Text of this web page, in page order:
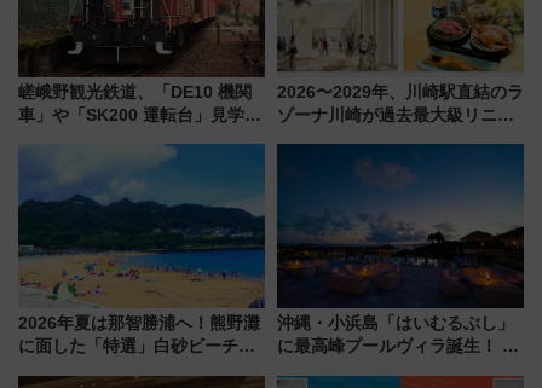
嵯峨野観光鉄道、「DE10 機関
車」や「SK200 運転台」見学ツ
トの一環で激レア体験できちゃ
うかも 参加方法やスケジュール
をご紹介
2026〜2029年、川崎駅直結のラ
ゾーナ川崎が過去最大級リニュ
「いつから何が変わるか」徹底
2026年夏は那智勝浦へ！熊野灘
に面した「特選」白砂ビーチは
沖縄・小浜島「はいむるぶし」
に最高峰プールヴィラ誕生！ 石